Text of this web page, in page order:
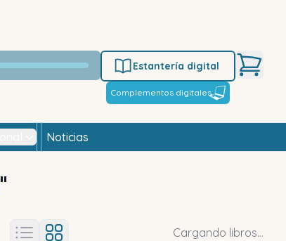
Estantería digital
Complementos digitales
Noticias
"
Cargando libros...